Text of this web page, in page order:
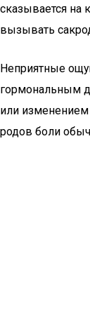
сказывается на
вызывать
Неприятные
гормональным
или
родов боли